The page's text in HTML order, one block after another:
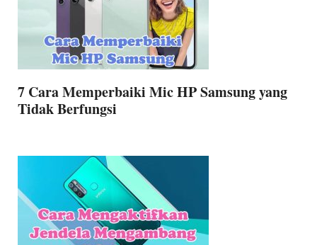
7 Cara Memperbaiki Mic HP Samsung yang
Tidak Berfungsi